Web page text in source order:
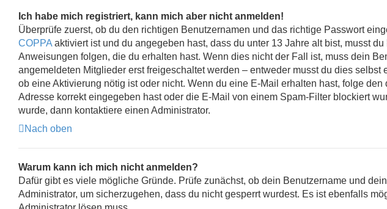
Ich habe mich registriert, kann mich aber nicht anmelden!
Überprüfe zuerst, ob du den richtigen Benutzernamen und das richtige Passwort
COPPA aktiviert ist und du angegeben hast, dass du unter 13 Jahre alt bist, musst
Anweisungen folgen, die du erhalten hast. Wenn dies nicht der Fall ist, muss dein
angemeldeten Mitglieder erst freigeschaltet werden – entweder musst du dies
ob eine Aktivierung nötig ist oder nicht. Wenn du eine E-Mail erhalten hast, folge
Adresse korrekt eingegeben hast oder die E-Mail von einem Spam-Filter blockiert
wurde, dann kontaktiere einen Administrator.
Nach oben
Warum kann ich mich nicht anmelden?
Dafür gibt es viele mögliche Gründe. Prüfe zunächst, ob dein Benutzername und
Administrator, um sicherzugehen, dass du nicht gesperrt wurdest. Es ist ebenfalls